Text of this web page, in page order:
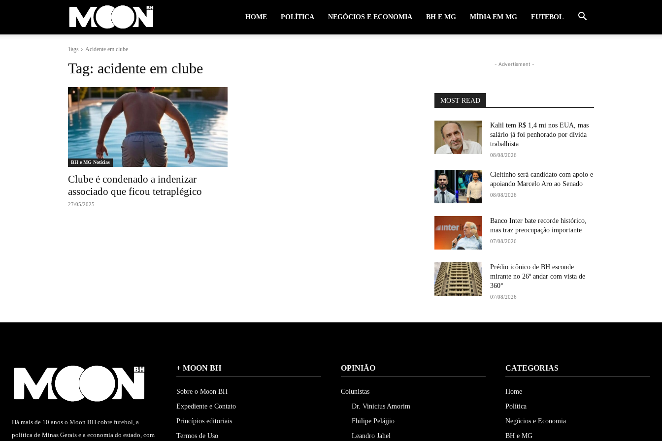
HOME POLÍTICA NEGÓCIOS E ECONOMIA BH E MG MÍDIA EM MG FUTEBOL
Tags Acidente em clube
Tag: acidente em clube
BH e MG Notícias
Clube é condenado a indenizar
associado que ficou tetraplégico
27/05/2025
- Advertisment -
MOST READ
Kalil tem R$ 1,4 mi nos EUA, mas
salário já foi penhorado por dívida
trabalhista
08/08/2026
Cleitinho será candidato com apoio e
apoiando Marcelo Aro ao Senado
08/08/2026
Banco Inter bate recorde histórico,
mas traz preocupação importante
07/08/2026
Prédio icônico de BH esconde
mirante no 26º andar com vista de
360°
07/08/2026
Há mais de 10 anos o Moon BH cobre futebol, a
política de Minas Gerais e a economia do estado, com
+ MOON BH
Sobre o Moon BH
Expediente e Contato
Princípios editoriais
Termos de Uso
OPINIÃO
Colunistas
Dr. Vinicius Amorim
Fhilipe Pelájjio
Leandro Jahel
CATEGORIAS
Home
Política
Negócios e Economia
BH e MG